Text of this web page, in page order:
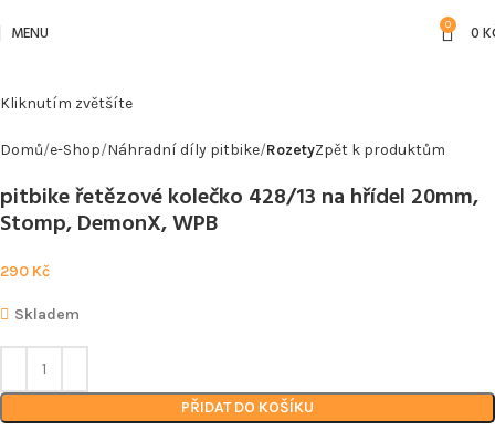
MENU 0 0
Kliknutím zvětšíte
Domů e-Shop Náhradní díly pitbike RozetyZpět k produktům
pitbike řetězové kolečko 428/13 na hřídel 20mm,
Stomp, DemonX, WPB
290 Kč
Skladem
PŘIDAT DO KOŠÍKU